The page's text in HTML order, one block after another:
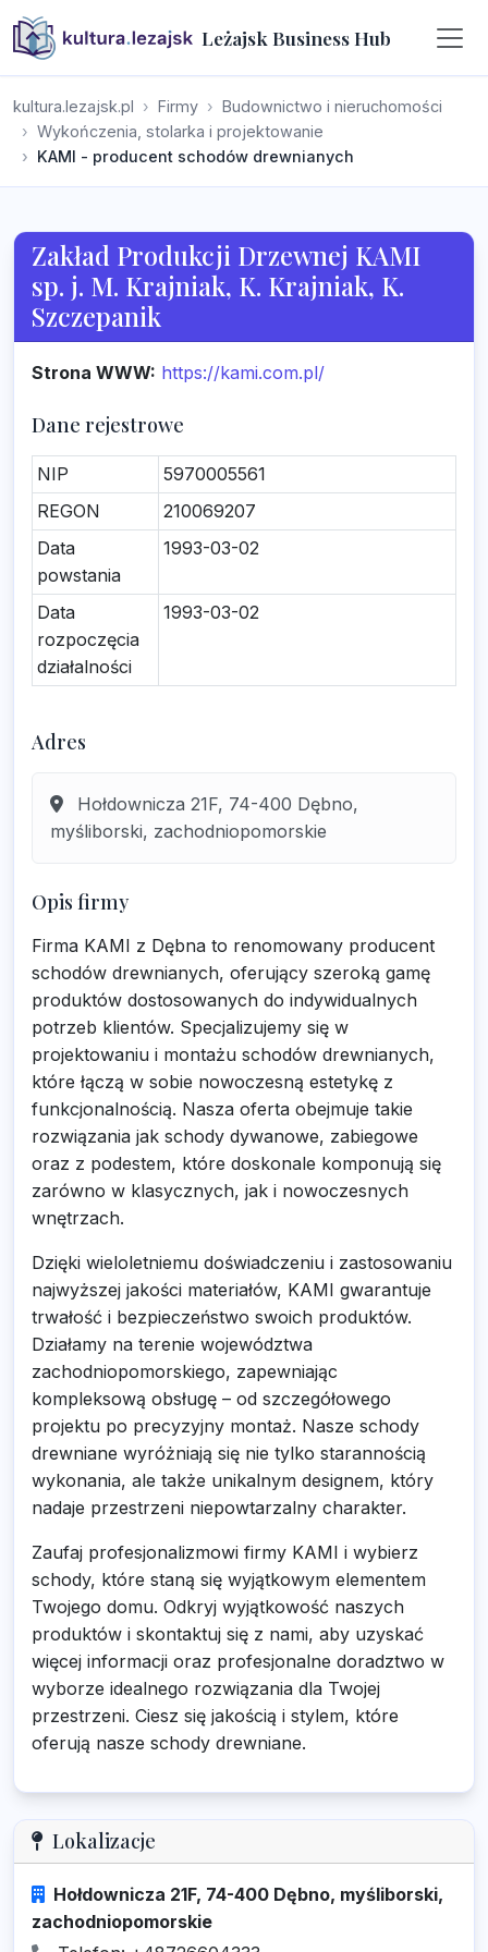
Leżajsk Business Hub
kultura.lezajsk.pl Firmy
Budownictwo i nieruchomości
Wykończenia, stolarka i projektowanie
KAMI - producent schodów drewnianych
Zakład Produkcji Drzewnej KAMI
sp. j. M. Krajniak, K. Krajniak, K.
Szczepanik
Strona WWW: https://kami.com.pl/
Dane rejestrowe
NIP
5970005561
REGON
210069207
Data
powstania
1993-03-02
Data
rozpoczęcia
działalności
1993-03-02
Adres
Hołdownicza 21F, 74-400 Dębno,
myśliborski, zachodniopomorskie
Opis firmy
Firma KAMI z Dębna to renomowany producent
schodów drewnianych, oferujący szeroką gamę
produktów dostosowanych do indywidualnych
potrzeb klientów. Specjalizujemy się w
projektowaniu i montażu schodów drewnianych,
które łączą w sobie nowoczesną estetykę z
funkcjonalnością. Nasza oferta obejmuje takie
rozwiązania jak schody dywanowe, zabiegowe
oraz z podestem, które doskonale komponują się
zarówno w klasycznych, jak i nowoczesnych
wnętrzach.
Dzięki wieloletniemu doświadczeniu i zastosowaniu
najwyższej jakości materiałów, KAMI gwarantuje
trwałość i bezpieczeństwo swoich produktów.
Działamy na terenie województwa
zachodniopomorskiego, zapewniając
kompleksową obsługę – od szczegółowego
projektu po precyzyjny montaż. Nasze schody
drewniane wyróżniają się nie tylko starannością
wykonania, ale także unikalnym designem, który
nadaje przestrzeni niepowtarzalny charakter.
Zaufaj profesjonalizmowi firmy KAMI i wybierz
schody, które staną się wyjątkowym elementem
Twojego domu. Odkryj wyjątkowość naszych
produktów i skontaktuj się z nami, aby uzyskać
więcej informacji oraz profesjonalne doradztwo w
wyborze idealnego rozwiązania dla Twojej
przestrzeni. Ciesz się jakością i stylem, które
oferują nasze schody drewniane.
Lokalizacje
Hołdownicza 21F, 74-400 Dębno, myśliborski,
zachodniopomorskie